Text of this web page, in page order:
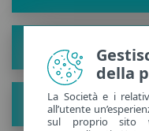
Il progetto
Scopri nuovi
della
La Società e i
all’utente
sul proprio sito